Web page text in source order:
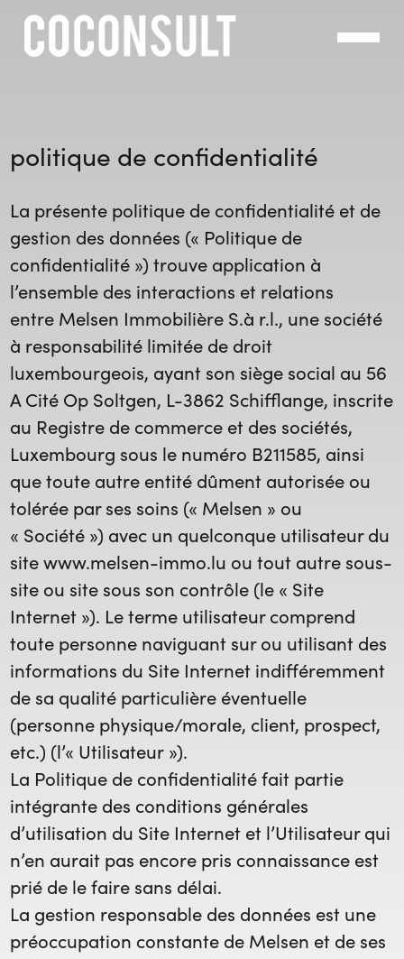
politique de confidentialité
La présente politique de confidentialité et de
gestion des données (« Politique de
confidentialité ») trouve application à
l’ensemble des interactions et relations
entre Melsen Immobilière S.à r.l., une société
à responsabilité limitée de droit
luxembourgeois, ayant son siège social au 56
A Cité Op Soltgen, L-3862 Schifflange, inscrite
au Registre de commerce et des sociétés,
Luxembourg sous le numéro B211585, ainsi
que toute autre entité dûment autorisée ou
tolérée par ses soins (« Melsen » ou
« Société ») avec un quelconque utilisateur du
site www.melsen-immo.lu ou tout autre sous-
site ou site sous son contrôle (le « Site
Internet »). Le terme utilisateur comprend
toute personne naviguant sur ou utilisant des
informations du Site Internet indifféremment
de sa qualité particulière éventuelle
(personne physique/morale, client, prospect,
etc.) (l’« Utilisateur »).
La Politique de confidentialité fait partie
intégrante des conditions générales
d’utilisation du Site Internet et l’Utilisateur qui
n’en aurait pas encore pris connaissance est
prié de le faire sans délai.
La gestion responsable des données est une
préoccupation constante de Melsen et de ses